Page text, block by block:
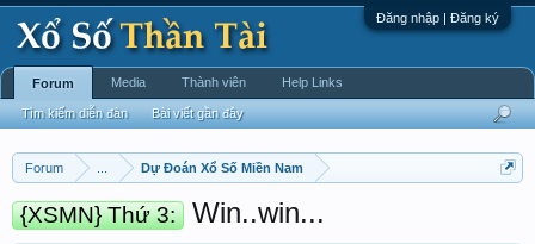
Đăng nhập | Đăng ký
Forum Dự Đoán Xổ Số Miền Nam
{XSMN} Thứ 3: Win..win...
Forum
Tìm kiếm diễn đàn Bài viết gần đây
Media Thành viên Help Links